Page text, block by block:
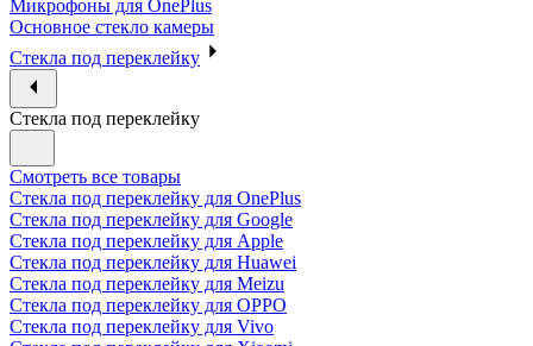
Микрофоны для OnePlus
Основное стекло камеры
Стекла под переклейку
Стекла под переклейку
Смотреть все товары
Стекла под переклейку для OnePlus
Стекла под переклейку для Google
Стекла под переклейку для Apple
Стекла под переклейку для Huawei
Стекла под переклейку для Meizu
Стекла под переклейку для OPPO
Стекла под переклейку для Vivo